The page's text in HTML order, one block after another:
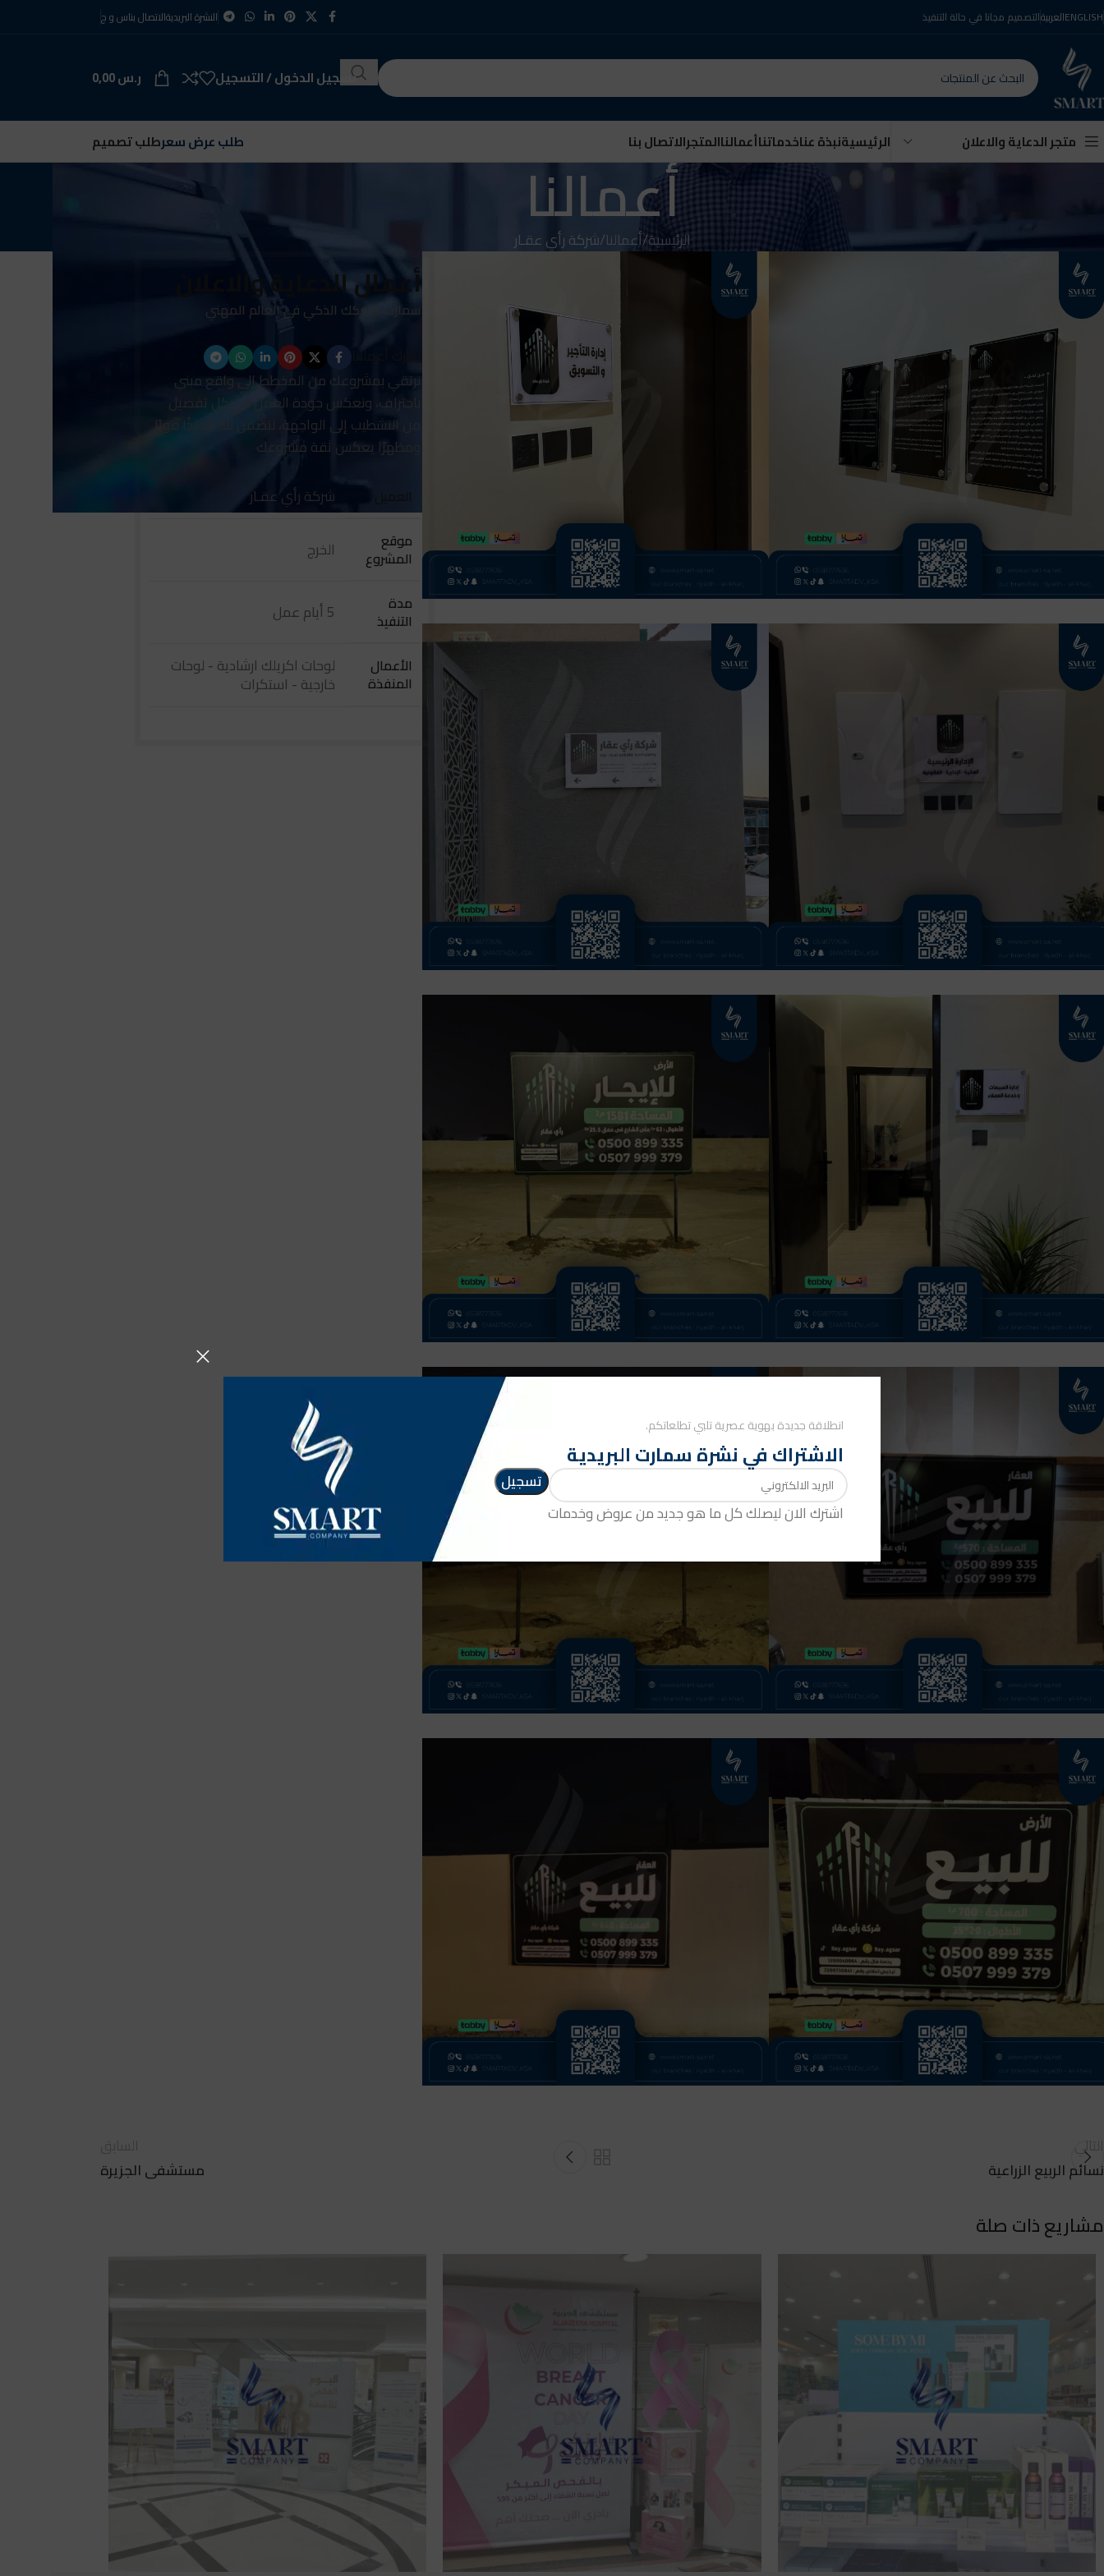
انطلاقة جديدة بهوية عصرية تلبي تطلعاتكم.
الاشتراك في نشرة سمارت البريدية
اشترك الان ليصلك كل ما هو جديد من عروض وخدمات
ENGLISHالعربيةالتصميم مجانا في حالة التنفيذ النشرة البريديةالاتصال بناس و ج
تسجيل الدخول / التسجيل ر.س
متجر الدعاية والاعلان الرئيسيةنبذة عناخدماتناأعمالناالمتجرالاتصال بنا طلب عرض سعرطلب تصميم
أعمالنا
الرئيسية أعمالنا شركة رأي عقـار
أعمال الدعاية والاعلان
سمارت شريكك الذكي في العالم المهني
شارك أعمالنا
نرتقي بمشروعك من المخطط إلى واقع مبني
باحتراف، ونعكس جودة العمل في كل تفصيل
من التشطيب إلى الواجهة، لنضمن لك تنفيذًا قويًا
ومظهرًا يعكس ثقة مشروعك
العميل شركة رأي عقـار
موقع
المشروع الخرج
مدة
التنفيذ 5 أيام عمل
الأعمال
المنفذة
لوحات اكريلك ارشادية - لوحات
خارجية - استكرات
التالي
نسائم الربيع الزراعية
مستشفى الجزيرة
مشاريع ذات صلة